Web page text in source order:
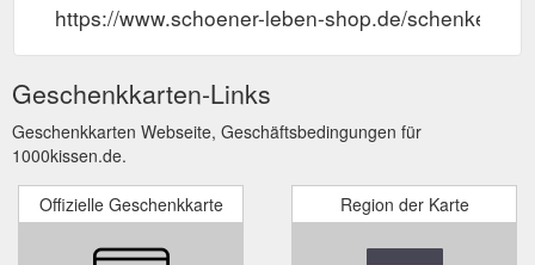
https://www.schoener-leben-shop.de/
Geschenkkarten-Links
Geschenkkarten Webseite, Geschäftsbedingungen für
1000kissen.de.
Offizielle Geschenkkarte Region der Karte